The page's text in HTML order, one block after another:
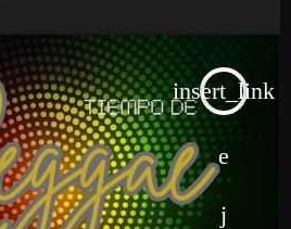
insert_link